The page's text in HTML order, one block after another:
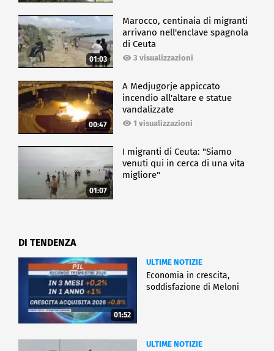
01:03
Marocco, centinaia di migranti
arrivano nell'enclave spagnola
di Ceuta
3 visualizzazioni
00:47
A Medjugorje appiccato
incendio all'altare e statue
vandalizzate
1 visualizzazioni
01:07
I migranti di Ceuta: "Siamo
venuti qui in cerca di una vita
migliore"
DI TENDENZA
01:52
ULTIME NOTIZIE
Economia in crescita,
soddisfazione di Meloni
ULTIME NOTIZIE